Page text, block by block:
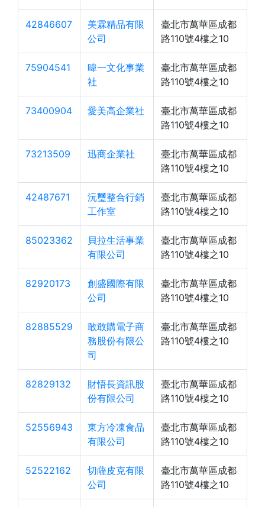
42846607
美霖精品有限
公司
臺北市萬華區成都
路110號4樓之10
75904541
暐一文化事業
社
臺北市萬華區成都
路110號4樓之10
73400904 愛美高企業社
臺北市萬華區成都
路110號4樓之10
73213509 迅商企業社
臺北市萬華區成都
路110號4樓之10
42487671
沅璽整合行銷
工作室
臺北市萬華區成都
路110號4樓之10
85023362
貝拉生活事業
有限公司
臺北市萬華區成都
路110號4樓之10
82920173
創盛國際有限
公司
臺北市萬華區成都
路110號4樓之10
82885529
敢敢購電子商
務股份有限公
司
臺北市萬華區成都
路110號4樓之10
82829132
財悟長資訊股
份有限公司
臺北市萬華區成都
路110號4樓之10
52556943
東方冷凍食品
有限公司
臺北市萬華區成都
路110號4樓之10
52522162
切薩皮克有限
公司
臺北市萬華區成都
路110號4樓之10